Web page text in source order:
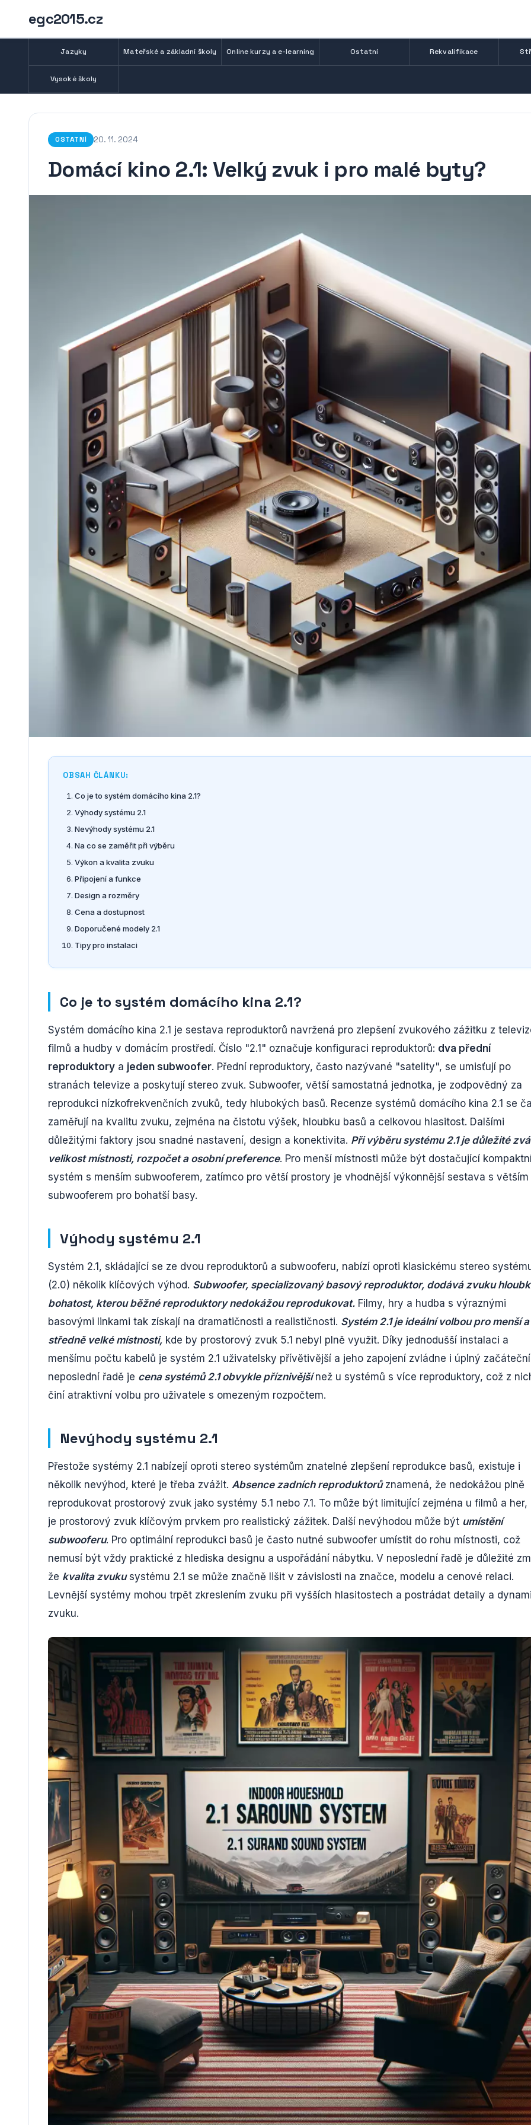
egc2015.cz
Jazyky Mateřské a základní školy Online kurzy a e-learning Ostatní Rekvalifikace
Vysoké školy
OSTATNÍ 20. 11. 2024
Domácí kino 2.1: Velký zvuk i pro malé byty?
OBSAH ČLÁNKU:
Co je to systém domácího kina 2.1?
Výhody systému 2.1
Nevýhody systému 2.1
Na co se zaměřit při výběru
Výkon a kvalita zvuku
Připojení a funkce
Design a rozměry
Cena a dostupnost
Doporučené modely 2.1
Tipy pro instalaci
Co je to systém domácího kina 2.1?
Systém domácího kina 2.1 je sestava reproduktorů navržená pro zlepšení zvukového zážitku z
filmů a hudby v domácím prostředí. Číslo "2.1" označuje konfiguraci reproduktorů: dva přední
reproduktory a jeden subwoofer. Přední reproduktory, často nazývané "satelity", se umisťují po
stranách televize a poskytují stereo zvuk. Subwoofer, větší samostatná jednotka, je zodpovědný za
reprodukci nízkofrekvenčních zvuků, tedy hlubokých basů. Recenze systémů domácího kina 2.1 se
zaměřují na kvalitu zvuku, zejména na čistotu výšek, hloubku basů a celkovou hlasitost. Dalšími
důležitými faktory jsou snadné nastavení, design a konektivita. Při výběru systému 2.1 je důležité
velikost místnosti, rozpočet a osobní preference. Pro menší místnosti může být dostačující
systém s menším subwooferem, zatímco pro větší prostory je vhodnější výkonnější sestava s větším
subwooferem pro bohatší basy.
Výhody systému 2.1
Systém 2.1, skládající se ze dvou reproduktorů a subwooferu, nabízí oproti klasickému stereo
(2.0) několik klíčových výhod. Subwoofer, specializovaný basový reproduktor, dodává zvuku
bohatost, kterou běžné reproduktory nedokážou reprodukovat. Filmy, hry a hudba s výraznými
basovými linkami tak získají na dramatičnosti a realističnosti. Systém 2.1 je ideální volbou pro menší a
středně velké místnosti, kde by prostorový zvuk 5.1 nebyl plně využit. Díky jednodušší instalaci a
menšímu počtu kabelů je systém 2.1 uživatelsky přívětivější a jeho zapojení zvládne i úplný
neposlední řadě je cena systémů 2.1 obvykle příznivějšínež u systémů s více reproduktory, což z
činí atraktivní volbu pro uživatele s omezeným rozpočtem.
Nevýhody systému 2.1
Přestože systémy 2.1 nabízejí oproti stereo systémům znatelné zlepšení reprodukce basů, existuje i
několik nevýhod, které je třeba zvážit. Absence zadních reproduktorůznamená, že nedokážou plně
reprodukovat prostorový zvuk jako systémy 5.1 nebo 7.1. To může být limitující zejména u filmů a her,
je prostorový zvuk klíčovým prvkem pro realistický zážitek. Další nevýhodou může být umístění
subwooferu. Pro optimální reprodukci basů je často nutné subwoofer umístit do rohu místnosti, což
nemusí být vždy praktické z hlediska designu a uspořádání nábytku. V neposlední řadě je důležité
že kvalita zvukusystému 2.1 se může značně lišit v závislosti na značce, modelu a cenové relaci.
Levnější systémy mohou trpět zkreslením zvuku při vyšších hlasitostech a postrádat detaily a
zvuku.